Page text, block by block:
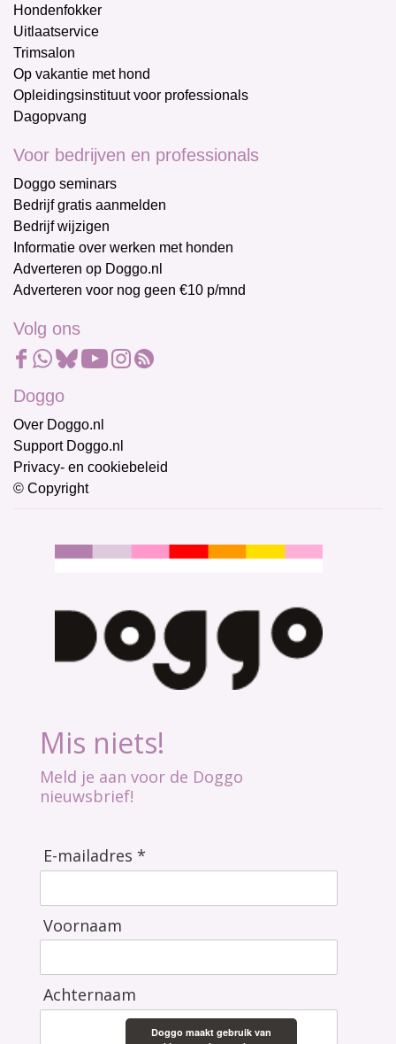
Hondenfokker
Uitlaatservice
Trimsalon
Op vakantie met hond
Opleidingsinstituut voor professionals
Dagopvang
Voor bedrijven en professionals
Doggo seminars
Bedrijf gratis aanmelden
Bedrijf wijzigen
Informatie over werken met honden
Adverteren op Doggo.nl
Adverteren voor nog geen €10 p/mnd
Volg ons
Doggo
Over Doggo.nl
Support Doggo.nl
Privacy- en cookiebeleid
© Copyright
Mis niets!
Meld je aan voor de Doggo
nieuwsbrief!
E-mailadres *
Voornaam
Achternaam
Doggo maakt gebruik van